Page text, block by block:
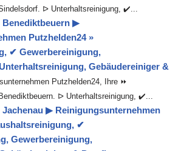
ᐅ Unterhaltsreinigung, ✔️...
Benediktbeuern ▶︎
Putzhelden24 »
✔ Gewerbereinigung,
Gebäudereiniger &
Putzhelden24, Ihre ⏩
ᐅ Unterhaltsreinigung, ✔️...
▶︎ Reinigungsunternehmen
✔
Gewerbereinigung,